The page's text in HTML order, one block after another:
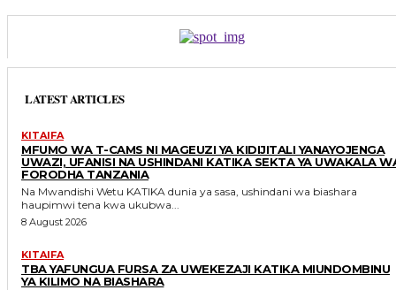
LATEST ARTICLES
KITAIFA
MFUMO WA T-CAMS NI MAGEUZI YA KIDIJITALI YANAYOJENGA
UWAZI, UFANISI NA USHINDANI KATIKA SEKTA YA UWAKALA
FORODHA TANZANIA
Na Mwandishi Wetu KATIKA dunia ya sasa, ushindani wa biashara
haupimwi tena kwa ukubwa...
8 August 2026
KITAIFA
TBA YAFUNGUA FURSA ZA UWEKEZAJI KATIKA MIUNDOMBINU
YA KILIMO NA BIASHARA